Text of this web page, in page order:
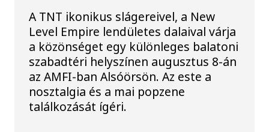
A TNT ikonikus slágereivel, a New
Level Empire lendületes dalaival várja
a közönséget egy különleges balatoni
szabadtéri helyszínen augusztus 8-án
az AMFI-ban Alsóörsön. Az este a
nosztalgia és a mai popzene
találkozását ígéri.